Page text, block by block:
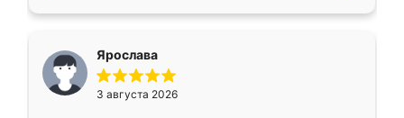
Ярослава
3 августа 2026